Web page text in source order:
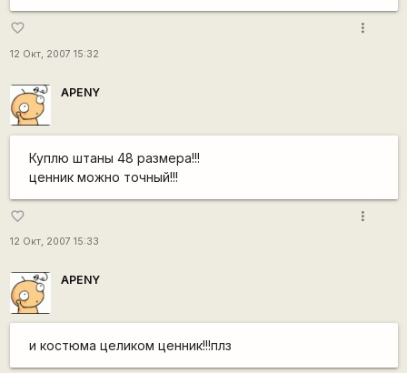
favorite_border
12 Окт, 2007 15:32
more_vert
APENY
Куплю штаны 48 размера!!!
ценник можно точный!!!
favorite_border
12 Окт, 2007 15:33
more_vert
APENY
и костюма целиком ценник!!!плз